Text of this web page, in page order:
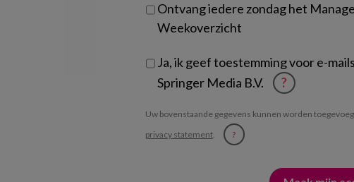
Ontvang iedere zondag het
Weekoverzicht
Ja, ik geef toestemming voor e-
Springer Media B.V.
?
Uw bovenstaande gegevens kunnen worden
privacy statement. ?